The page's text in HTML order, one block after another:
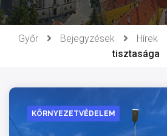
Győr Bejegyzések Hírek
tisztasága
KÖRNYEZETVÉDELEM